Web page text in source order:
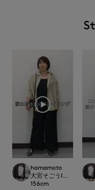
hamamoto
大宮そごうINED
156cm